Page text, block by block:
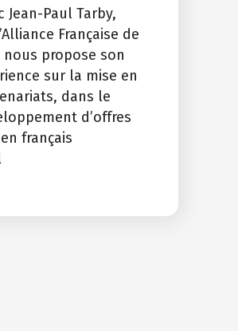
Jean-Paul Tarby,
Française de
propose son
sur la mise en
dans le
d’offres
français